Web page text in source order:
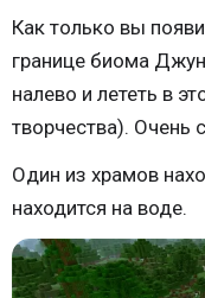
Как только вы
границе биома
налево и лететь в
творчества). Очень
Один из храмов
находится на воде.